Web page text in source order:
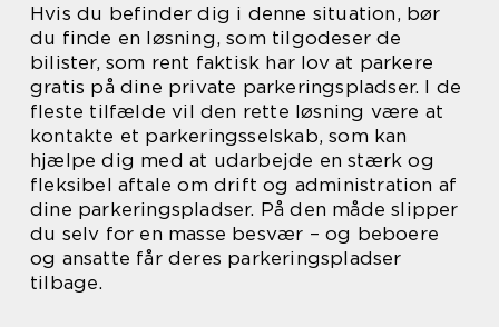
Hvis du befinder dig i denne situation, bør
du finde en løsning, som tilgodeser de
bilister, som rent faktisk har lov at parkere
gratis på dine private parkeringspladser. I de
fleste tilfælde vil den rette løsning være at
kontakte et parkeringsselskab, som kan
hjælpe dig med at udarbejde en stærk og
fleksibel aftale om drift og administration af
dine parkeringspladser. På den måde slipper
du selv for en masse besvær – og beboere
og ansatte får deres parkeringspladser
tilbage.